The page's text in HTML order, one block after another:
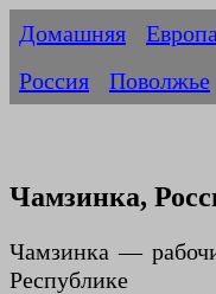
Домашняя Европа
Россия
Поволжье
Чамзинка,
Чамзинка —
Республике